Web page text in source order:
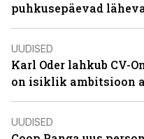
puhkusepäevad
UUDISED
Karl Oder lahkub CV-
on isiklik ambitsioon
UUDISED